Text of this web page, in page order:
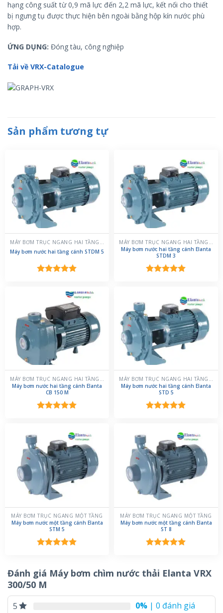
hạng công suất từ ​​0,9 mã lực đến 2,2 mã lực, kết nối cho thiết
bị ngưng tụ được thực hiện bên ngoài bằng hộp kín nước phù
hợp.
ỨNG DỤNG: Đóng tàu, công nghiệp
Tải về VRX-Catalogue
Sản phẩm tương tự
MÁY BƠM TRỤC NGANG HAI TẦNG CÁNH
Máy bơm nước hai tầng cánh STDM 5
MÁY BƠM TRỤC NGANG HAI TẦNG CÁNH
Máy bơm nước hai tầng cánh Elanta
STDM 3
MÁY BƠM TRỤC NGANG HAI TẦNG CÁNH
Máy bơm nước hai tầng cánh Elanta
CB 150 M
MÁY BƠM TRỤC NGANG HAI TẦNG CÁNH
Máy bơm nước hai tầng cánh Elanta
STD 5
MÁY BƠM TRỤC NGANG MỘT TẦNG
Máy bơm nước một tầng cánh Elanta
STM 5
5 sao
MÁY BƠM TRỤC NGANG MỘT TẦNG
Máy bơm nước một tầng cánh Elanta
ST 8
5 sao
Đánh giá Máy bơm chìm nước thải Elanta VRX
300/50 M
5 0% | 0 đánh giá